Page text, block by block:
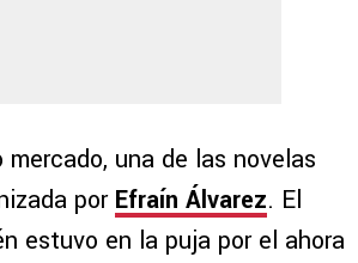
mercado, una de las novelas
por Efraín Álvarez. El
estuvo en la puja por el ahora